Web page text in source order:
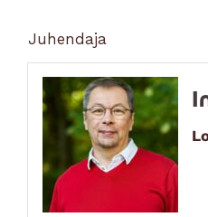
Juhendaja